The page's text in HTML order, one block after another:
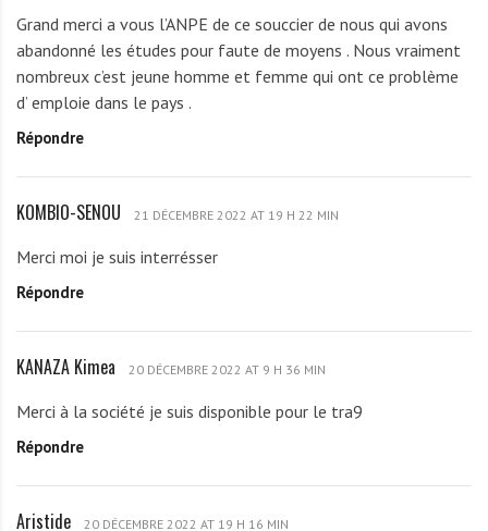
u
m
e
s
s
T
h
o
r
e
B
O
G
B
O
A
G
B
J
I
o
Grand merci a vous l’ANPE de ce souccier de nous qui avons
abandonné les études pour faute de moyens . Nous vraiment
nombreux c’est jeune homme et femme qui ont ce problème
d’ emploie dans le pays .
Répondre
K
M
B
-
E
N
KOMBIO-SENOU 21 DÉCEMBRE 2022 AT 19 H 22 MIN
Merci moi je suis interrésser
Répondre
K
N
A
KANAZA Kimea 20 DÉCEMBRE 2022 AT 9 H 36 MIN
Merci à la société je suis disponible pour le tra9
Répondre
A
Aristide 20 DÉCEMBRE 2022 AT 19 H 16 MIN